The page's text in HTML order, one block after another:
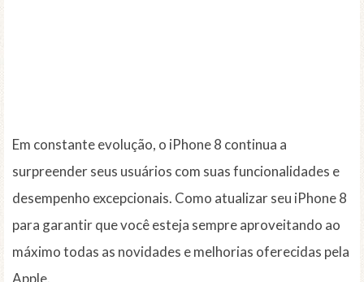
Em constante evolução, o iPhone 8 continua a
surpreender seus usuários com suas funcionalidades e
desempenho excepcionais. Como atualizar seu iPhone 8
para garantir que você esteja sempre aproveitando ao
máximo todas as novidades e melhorias oferecidas pela
Apple.